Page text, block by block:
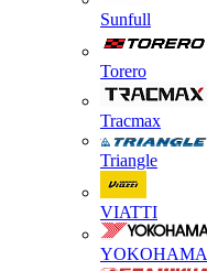
Sunfull
Torero
Tracmax
Triangle
VIATTI
YOKOHAMA